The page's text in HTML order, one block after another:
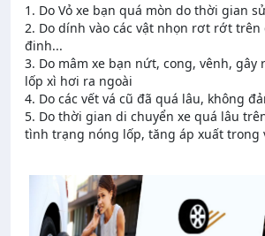
1. Do Vỏ xe bạn quá mòn do thời gian
2. Do dính vào các vật nhọn rơt rớt
đinh...
3. Do mâm xe bạn nứt, cong, vênh,
lốp xì hơi ra ngoài
4. Do các vết vá cũ đã quá lâu, không
5. Do thời gian di chuyển xe quá lâu
tình trạng nóng lốp, tăng áp xuất trong